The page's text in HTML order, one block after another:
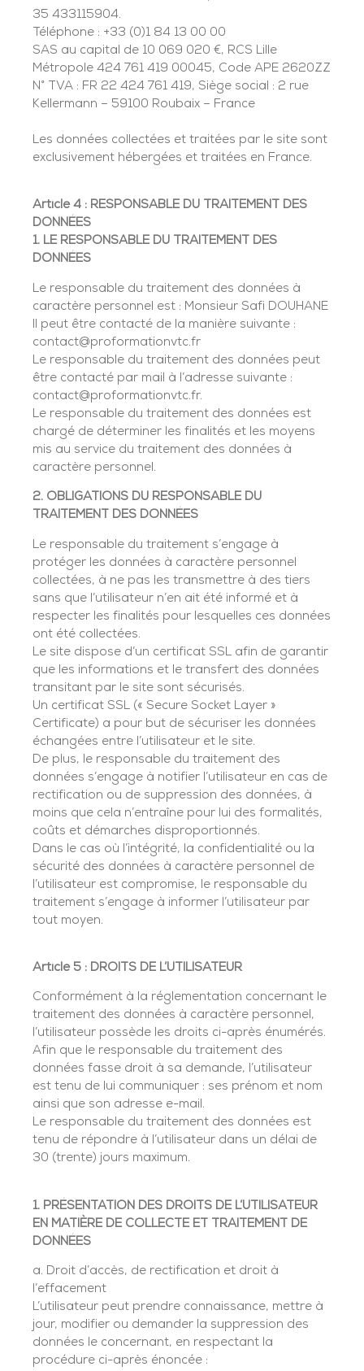
35 433115904.
Téléphone : +33 (0)1 84 13 00 00
SAS au capital de 10 069 020 €, RCS Lille
Métropole 424 761 419 00045, Code APE 2620ZZ
N° TVA : FR 22 424 761 419, Siège social : 2 rue
Kellermann – 59100 Roubaix – France
Les données collectées et traitées par le site sont
exclusivement hébergées et traitées en France.
Article 4 : RESPONSABLE DU TRAITEMENT DES
DONNÉES
1. LE RESPONSABLE DU TRAITEMENT DES
DONNÉES
Le responsable du traitement des données à
caractère personnel est : Monsieur Safi DOUHANE
Il peut être contacté de la manière suivante :
contact@proformationvtc.fr
Le responsable du traitement des données peut
être contacté par mail à l’adresse suivante :
contact@proformationvtc.fr.
Le responsable du traitement des données est
chargé de déterminer les finalités et les moyens
mis au service du traitement des données à
caractère personnel.
2. OBLIGATIONS DU RESPONSABLE DU
TRAITEMENT DES DONNÉES
Le responsable du traitement s’engage à
protéger les données à caractère personnel
collectées, à ne pas les transmettre à des tiers
sans que l’utilisateur n’en ait été informé et à
respecter les finalités pour lesquelles ces données
ont été collectées.
Le site dispose d’un certificat SSL afin de garantir
que les informations et le transfert des données
transitant par le site sont sécurisés.
Un certificat SSL (« Secure Socket Layer »
Certificate) a pour but de sécuriser les données
échangées entre l’utilisateur et le site.
De plus, le responsable du traitement des
données s’engage à notifier l’utilisateur en cas de
rectification ou de suppression des données, à
moins que cela n’entraîne pour lui des formalités,
coûts et démarches disproportionnés.
Dans le cas où l’intégrité, la confidentialité ou la
sécurité des données à caractère personnel de
l’utilisateur est compromise, le responsable du
traitement s’engage à informer l’utilisateur par
tout moyen.
Article 5 : DROITS DE L’UTILISATEUR
Conformément à la réglementation concernant le
traitement des données à caractère personnel,
l’utilisateur possède les droits ci-après énumérés.
Afin que le responsable du traitement des
données fasse droit à sa demande, l’utilisateur
est tenu de lui communiquer : ses prénom et nom
ainsi que son adresse e-mail.
Le responsable du traitement des données est
tenu de répondre à l’utilisateur dans un délai de
30 (trente) jours maximum.
1. PRÉSENTATION DES DROITS DE L’UTILISATEUR
EN MATIÈRE DE COLLECTE ET TRAITEMENT DE
DONNÉES
a. Droit d’accès, de rectification et droit à
l’effacement
L’utilisateur peut prendre connaissance, mettre à
jour, modifier ou demander la suppression des
données le concernant, en respectant la
procédure ci-après énoncée :